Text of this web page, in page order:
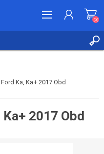
(0)
Ka, Ka+ 2017 Obd
2017 Obd